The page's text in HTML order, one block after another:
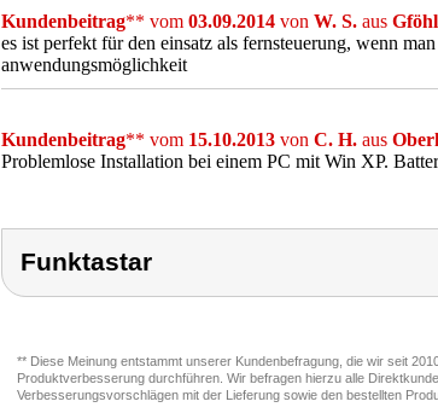
Kundenbeitrag** vom 03.09.2014 von W. S. aus Gföhl
es ist perfekt für den einsatz als fernsteuerung, wenn
anwendungsmöglichkeit
Kundenbeitrag** vom 15.10.2013 von C. H. aus
Problemlose Installation bei einem PC mit Win XP.
Funktastar
** Diese Meinung entstammt unserer Kundenbefragung, die wir seit
Produktverbesserung durchführen. Wir befragen hierzu alle
Verbesserungsvorschlägen mit der Lieferung sowie den bestellten